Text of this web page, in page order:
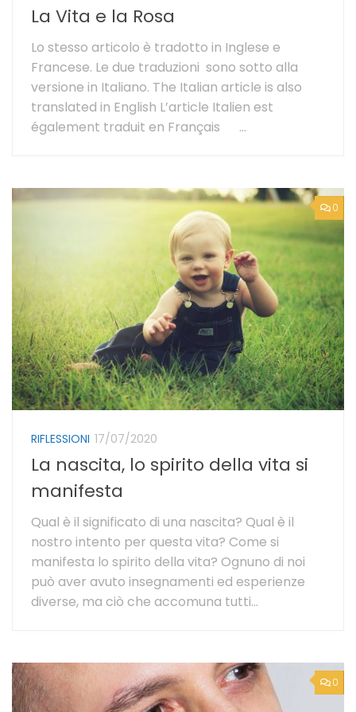
La Vita e la Rosa
Lo stesso articolo è tradotto in Inglese e
Francese. Le due traduzioni sono sotto alla
versione in Italiano. The Italian article is also
translated in English L’article Italien est
également traduit en Français ...
0
RIFLESSIONI 17/07/2020
La nascita, lo spirito della vita si
manifesta
Qual è il significato di una nascita? Qual è il
nostro intento per questa vita? Come si
manifesta lo spirito della vita? Ognuno di noi
può aver avuto insegnamenti ed esperienze
diverse, ma ciò che accomuna tutti...
0